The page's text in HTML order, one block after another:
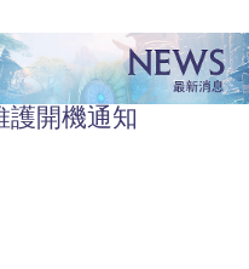
護開機通知